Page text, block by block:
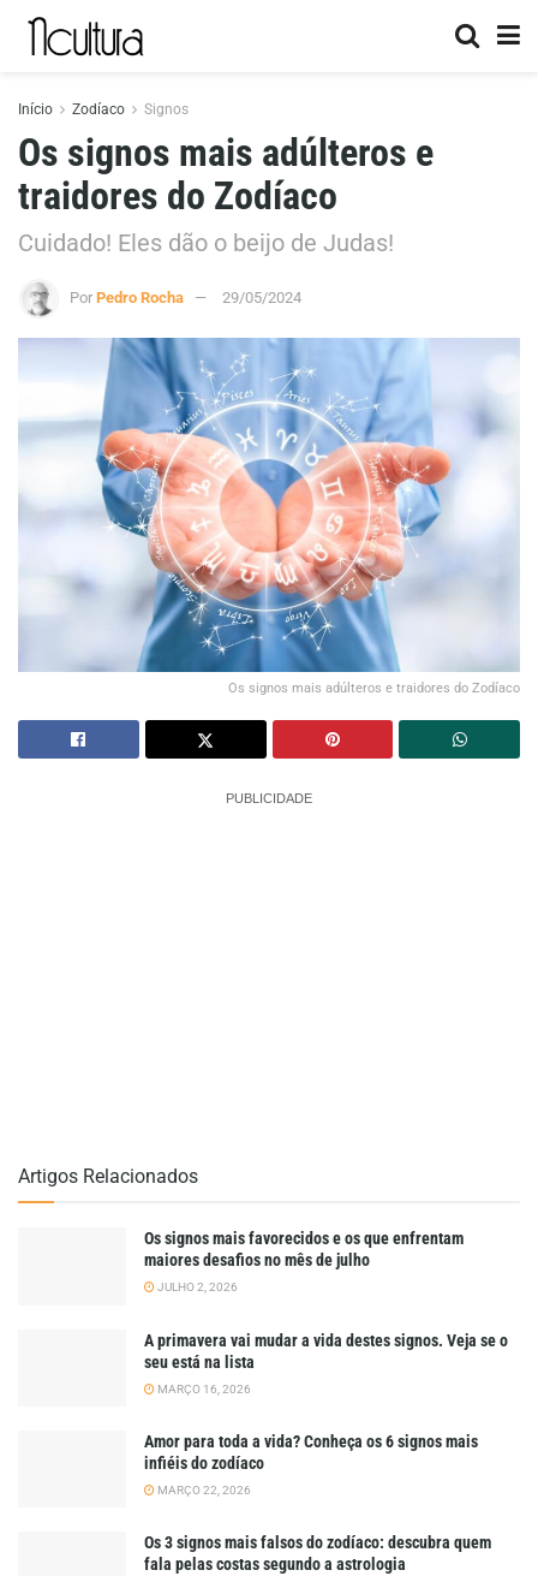
Início Zodíaco Signos
Os signos mais adúlteros e
traidores do Zodíaco
Cuidado! Eles dão o beijo de Judas!
Por Pedro Rocha 29/05/2024
Os signos mais adúlteros e traidores do Zodíaco
PUBLICIDADE
Artigos Relacionados
Os signos mais favorecidos e os que enfrentam
maiores desafios no mês de julho
JULHO 2, 2026
A primavera vai mudar a vida destes signos. Veja se o
seu está na lista
MARÇO 16, 2026
Amor para toda a vida? Conheça os 6 signos mais
infiéis do zodíaco
MARÇO 22, 2026
Os 3 signos mais falsos do zodíaco: descubra quem
fala pelas costas segundo a astrologia